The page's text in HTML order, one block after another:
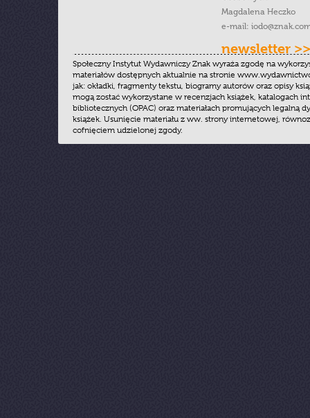
Magdalena Heczko
e-mail:
newsletter >>
Społeczny Instytut Wydawniczy Znak wyraża zgodę na
materiałów dostępnych aktualnie na stronie
jak: okładki, fragmenty tekstu, biogramy autorów oraz opisy
mogą zostać wykorzystane w recenzjach książek, katalogach
bibliotecznych (OPAC) oraz materiałach promujących legalną
książek. Usunięcie materiału z ww. strony internetowej,
cofnięciem udzielonej zgody.